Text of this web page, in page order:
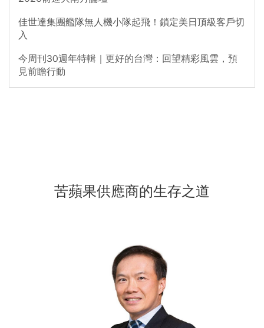
佳世達集團艦隊無人機小隊起飛！鎖定美日頂級客戶切
入
今周刊30週年特輯｜更好的台灣：回望精彩風雲，預
見前瞻行動
苦蘋果供應商的生存之道